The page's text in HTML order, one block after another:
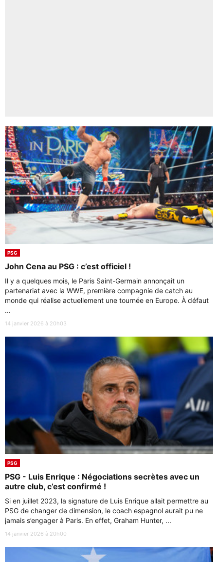
PSG
John Cena au PSG : c’est officiel !
Il y a quelques mois, le Paris Saint-Germain annonçait un
partenariat avec la WWE, première compagnie de catch au
monde qui réalise actuellement une tournée en Europe. À défaut
...
14 janvier 2026 à 20h03
PSG
PSG - Luis Enrique : Négociations secrètes avec un
autre club, c’est confirmé !
Si en juillet 2023, la signature de Luis Enrique allait permettre au
PSG de changer de dimension, le coach espagnol aurait pu ne
jamais s’engager à Paris. En effet, Graham Hunter, ...
14 janvier 2026 à 20h00